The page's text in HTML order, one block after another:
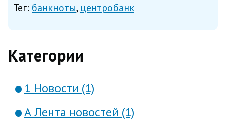
посвящена Приволжскому
изображение лицевой стороны —
Никольская башня Нижегор...
Тег: банкноты центробанк
Категории
1 Новости (1)
А Лента новостей (1)